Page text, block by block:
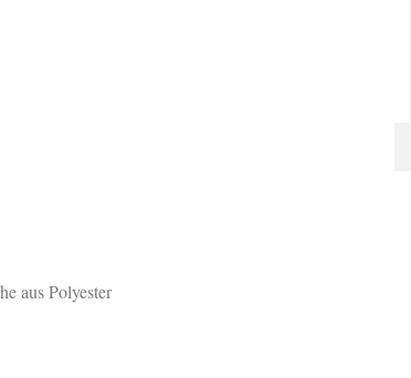
aus Polyester